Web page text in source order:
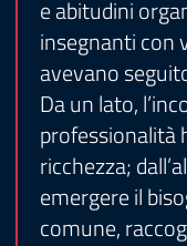
e abitudini
insegnanti con
avevano
Da un lato,
professionalità
ricchezza;
emergere il
comune,